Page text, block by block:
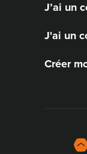
J’ai un
J'ai un
Créer